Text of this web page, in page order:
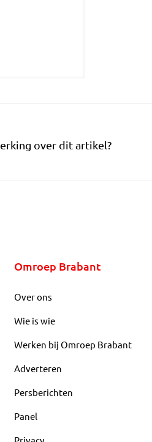
over dit artikel?
Omroep Brabant
Over ons
Wie is wie
Werken bij Omroep Brabant
Adverteren
Persberichten
Panel